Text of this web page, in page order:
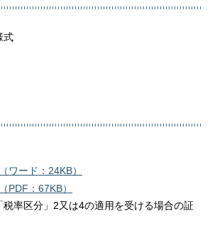
式
ワード：24KB）
PDF：67KB）
税率区分」2又は4の適用を受ける場合の証